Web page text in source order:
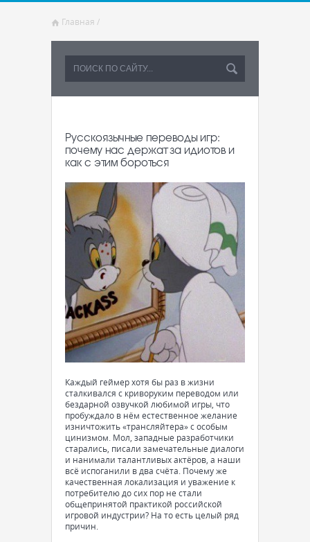
Главная /
Русскоязычные переводы игр:
почему нас держат за идиотов и
как с этим бороться
Каждый геймер хотя бы раз в жизни
сталкивался с криворуким переводом или
бездарной озвучкой любимой игры, что
пробуждало в нём естественное желание
изничтожить «трансляйтера» с особым
цинизмом. Мол, западные разработчики
старались, писали замечательные диалоги
и нанимали талантливых актёров, а наши
всё испоганили в два счёта. Почему же
качественная локализация и уважение к
потребителю до сих пор не стали
общепринятой практикой российской
игровой индустрии? На то есть целый ряд
причин.